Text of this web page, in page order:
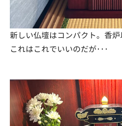
新しい仏壇はコンパクト。香炉
これはこれでいいのだが･･･